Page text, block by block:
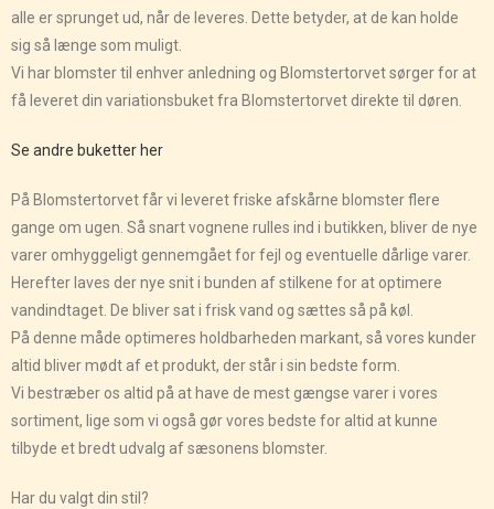
alle er sprunget ud, når de leveres. Dette betyder, at de kan holde
sig så længe som muligt.
Vi har blomster til enhver anledning og Blomstertorvet sørger for at
få leveret din variationsbuket fra Blomstertorvet direkte til døren.
Se andre buketter her
På Blomstertorvet får vi leveret friske afskårne blomster flere
gange om ugen. Så snart vognene rulles ind i butikken, bliver de nye
varer omhyggeligt gennemgået for fejl og eventuelle dårlige varer.
Herefter laves der nye snit i bunden af stilkene for at optimere
vandindtaget. De bliver sat i frisk vand og sættes så på køl.
På denne måde optimeres holdbarheden markant, så vores kunder
altid bliver mødt af et produkt, der står i sin bedste form.
Vi bestræber os altid på at have de mest gængse varer i vores
sortiment, lige som vi også gør vores bedste for altid at kunne
tilbyde et bredt udvalg af sæsonens blomster.
Har du valgt din stil?